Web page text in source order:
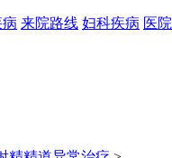
来院路线 妇科疾病 医